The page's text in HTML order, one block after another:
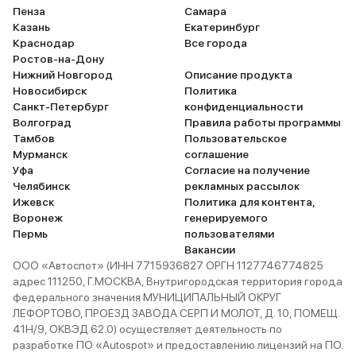
хромированные кнопки, люк из
тонированного стекла (примерно
вышло в 150 тысяч рублей).
Интересовался проблемами
машины: основные могут
возникнуть в бензобаке и с
коробкой-автоматом. Это
решаемо.
отлично обдувает низ
чувства затхлости нет.
Пенза
Казань
Краснодар
Ростов-на-Дону
Нижний Новгород
Новосибирск
Санкт-Петербург
Волгоград
Тамбов
Мурманск
Уфа
Челябинск
Ижевск
Воронеж
Пермь
Самара
Екатеринбург
Все города
Описание продукта
Политика
конфиденциальности
Правила работы программы
Пользовательское
соглашение
Согласие на получение
рекламных рассылок
Политика для контента,
генерируемого
пользователями
Вакансии
ООО «Автоспот» (ИНН 7715936827 ОРГН 1127746774825
адрес 111250, Г.МОСКВА, Внутригородская территория города
федерального значения МУНИЦИПАЛЬНЫЙ ОКРУГ
ЛЕФОРТОВО, ПРОЕЗД ЗАВОДА СЕРП И МОЛОТ, Д. 10, ПОМЕЩ.
41Н/9, ОКВЭД 62.0) осуществляет деятельность по
разработке ПО «Autospot» и предоставлению лицензий на ПО.